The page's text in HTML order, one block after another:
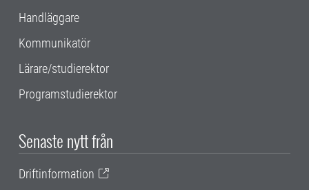
Handläggare
Kommunikatör
Lärare/studierektor
Programstudierektor
Senaste nytt från
Driftinformation